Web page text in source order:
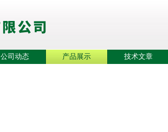
公司动态 产品展示 技术文章